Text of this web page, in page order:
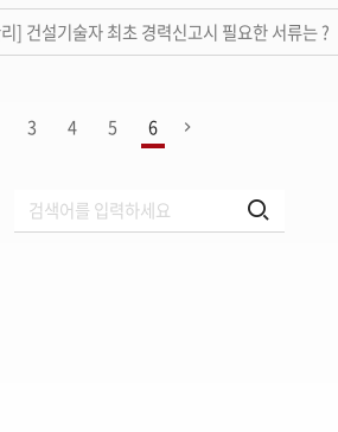
] 건설기술자 최초 경력신고시 필요한 서류는 ?
3 4 5 6